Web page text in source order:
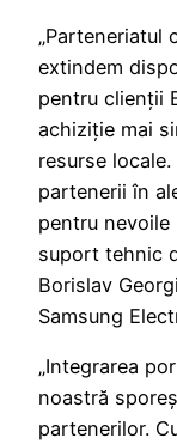
„Parteneriatul
extindem
pentru clienții
achiziție mai
resurse
partenerii în
pentru
suport tehnic
Borislav
Samsung
„Integrarea
noastră
partenerilor.